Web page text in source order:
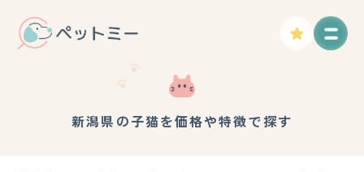
新潟県の子猫を価格や特徴で探す